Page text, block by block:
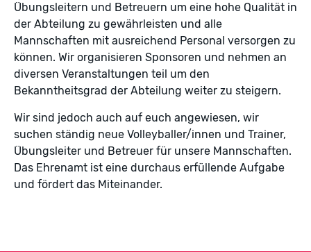
Übungsleitern und Betreuern um eine hohe Qualität in
der Abteilung zu gewährleisten und alle
Mannschaften mit ausreichend Personal versorgen zu
können. Wir organisieren Sponsoren und nehmen an
diversen Veranstaltungen teil um den
Bekanntheitsgrad der Abteilung weiter zu steigern.
Wir sind jedoch auch auf euch angewiesen, wir
suchen ständig neue Volleyballer/innen und Trainer,
Übungsleiter und Betreuer für unsere Mannschaften.
Das Ehrenamt ist eine durchaus erfüllende Aufgabe
und fördert das Miteinander.